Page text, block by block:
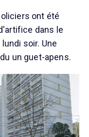
ont été
dans le
soir. Une
un guet-apens.